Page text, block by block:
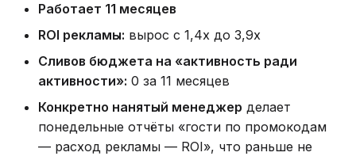
Работает 11 месяцев
ROI рекламы: вырос с 1,4x до 3,9x
Сливов бюджета на «активность ради
активности»: 0 за 11 месяцев
Конкретно нанятый менеджер делает
понедельные отчёты «гости по промокодам
— расход рекламы — ROI», что раньше не